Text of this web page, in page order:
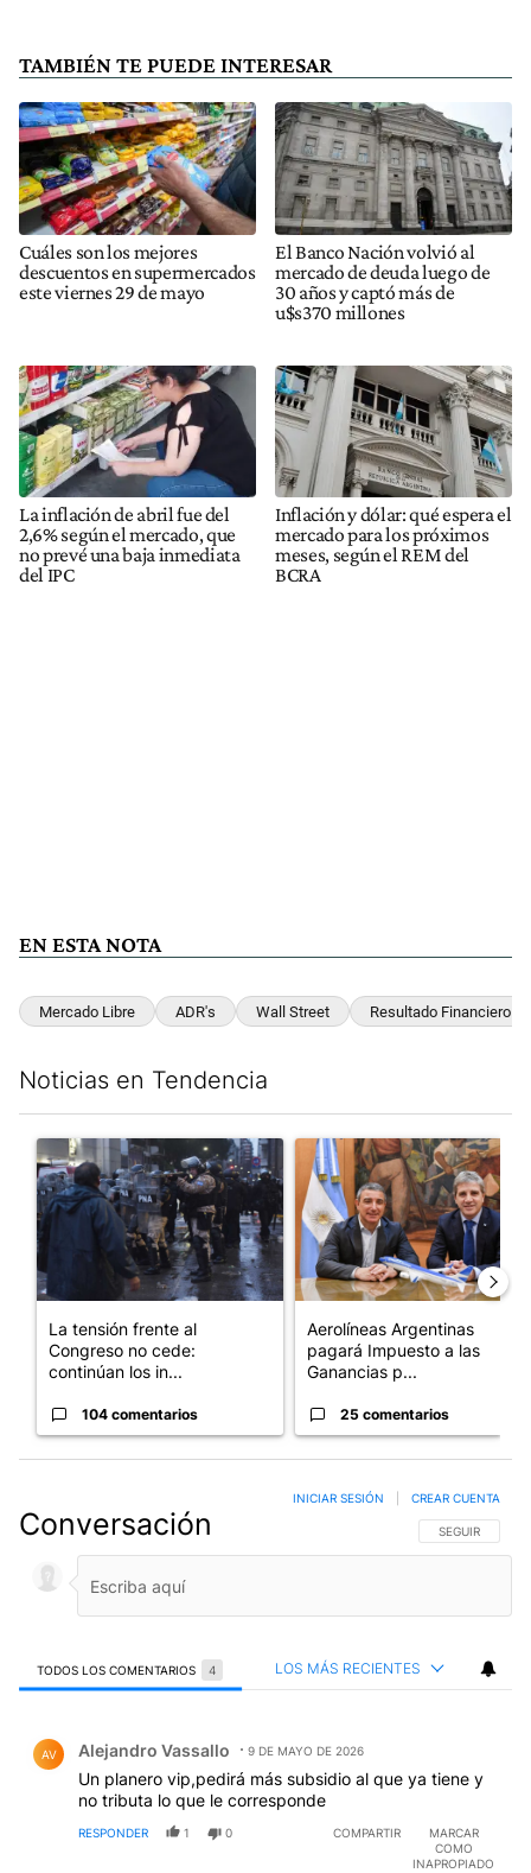
TAMBIÉN TE PUEDE INTERESAR
Cuáles son los mejores
descuentos en supermercados
este viernes 29 de mayo
El Banco Nación volvió al
mercado de deuda luego de
30 años y captó más de
u$s370 millones
La inflación de abril fue del
2,6% según el mercado, que
no prevé una baja inmediata
del IPC
Inflación y dólar: qué espera el
mercado para los próximos
meses, según el REM del
BCRA
EN ESTA NOTA
Mercado Libre ADR's Wall Street Resultado Financiero
Noticias en Tendencia
Un artículo de tendencia con el título "La tensión frente al
La tensión frente al
Congreso no cede:
continúan los in...
104 comentarios
Un artículo de tendencia
Aerolíneas Argentinas
pagará Impuesto a las
Ganancias p...
25 comentarios
Conversación SIGA ESTA
SEGUIR
INICIAR SESIÓN CREAR CUENTA
TODOS LOS COMENTARIOS 4 LOS MÁS RECIENTES
AV Alejandro Vassallo 9 DE MAYO DE 2026
Un planero vip,pedirá más subsidio al que ya tiene y
no tributa lo que le corresponde
RESPONDER 1 0 COMPARTIR
MARCAR
COMO
INAPROPIADO